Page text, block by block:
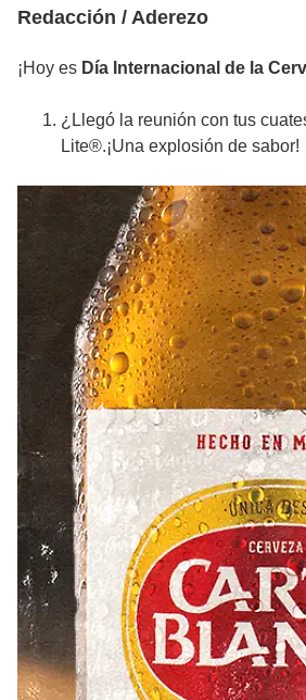
Redacción / Aderezo
¡Hoy es Día Internacional de la
¿Llegó la reunión con tus
Lite®.¡Una explosión de sabor!